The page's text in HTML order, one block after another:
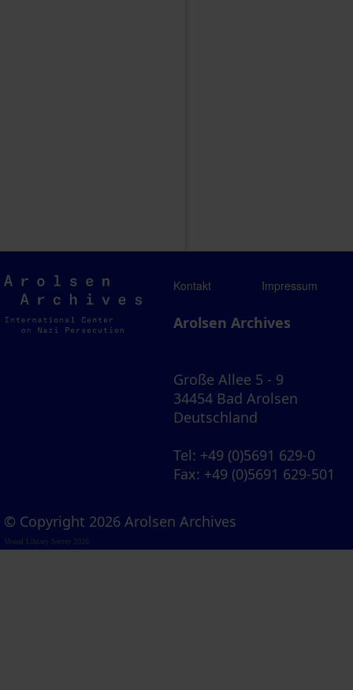
Arolsen
Archives
Kontakt Impressum
Arolsen Archives
Große Allee 5 - 9
34454 Bad Arolsen
Deutschland
Tel: +49 (0)5691 629-0
Fax: +49 (0)5691 629-501
© Copyright 2026 Arolsen Archives
Visual Library Server 2026